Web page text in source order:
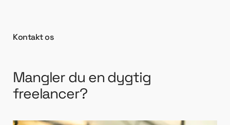
Kontakt os
Mangler du en dygtig
freelancer?